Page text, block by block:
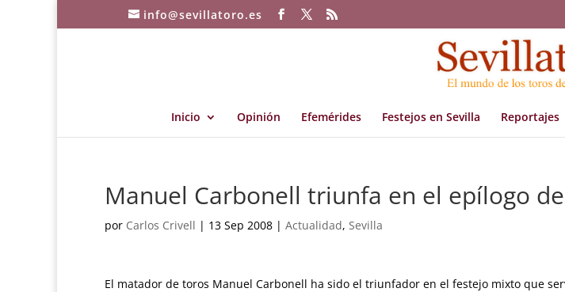
info@sevillatoro.es
Inicio Opinión Efemérides Festejos en Sevilla Reportajes
Manuel Carbonell triunfa en el epílogo
por Carlos Crivell | 13 Sep 2008 | Actualidad, Sevilla
El matador de toros Manuel Carbonell ha sido el triunfador en el festejo mixto que